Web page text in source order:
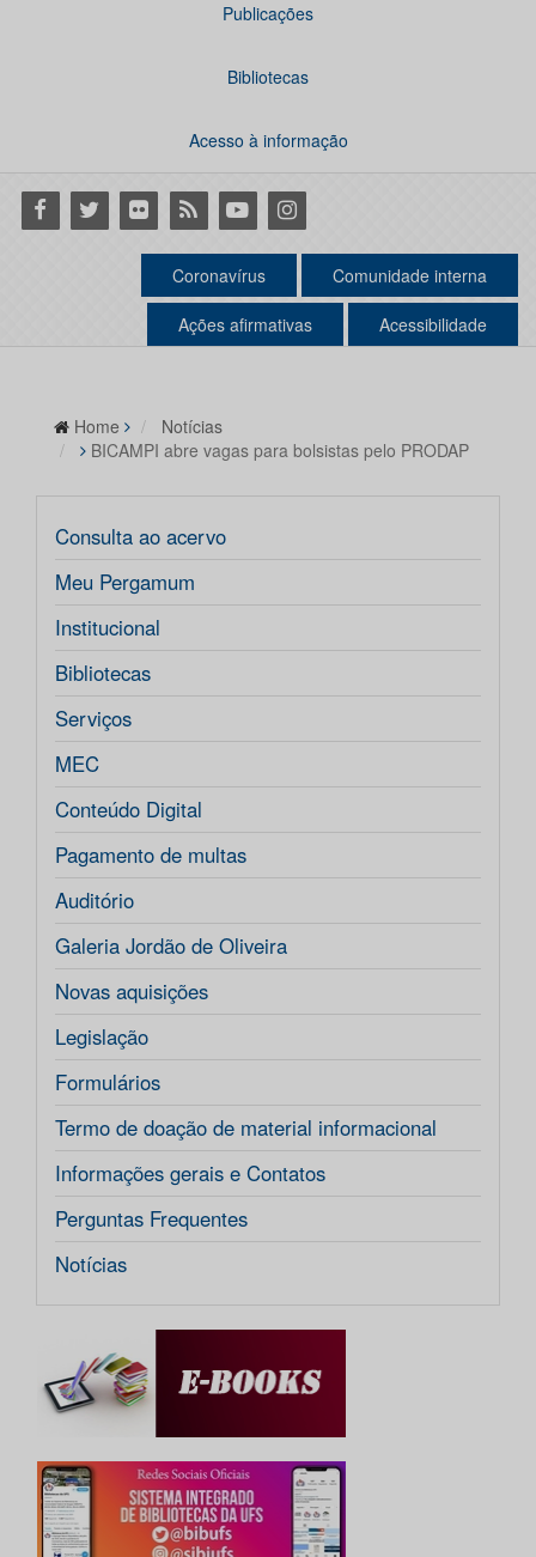
Publicações
Bibliotecas
Acesso à informação
Facebook
Twitter Flickr RSS YoutubeInstagram
Coronavírus Comunidade interna
Ações afirmativas Acessibilidade
Home
Notícias
BICAMPI abre vagas para bolsistas pelo PRODAP
Consulta ao acervo
Meu Pergamum
Institucional
Bibliotecas
Serviços
MEC
Conteúdo Digital
Pagamento de multas
Auditório
Galeria Jordão de Oliveira
Novas aquisições
Legislação
Formulários
Termo de doação de material informacional
Informações gerais e Contatos
Perguntas Frequentes
Notícias